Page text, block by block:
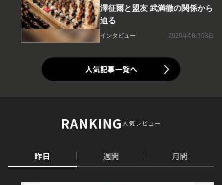
澤征爾と盟友 武満徹の関係から
迫る
インタビュー 2026年08月03日
人気記事一覧へ
RANKING人気レビュー
昨日 週間 月間